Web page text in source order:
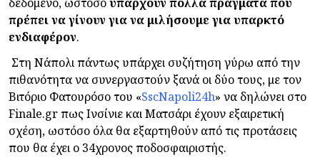
δεδομένο, ωστόσουπάρχουν πολλά πράγματα που
πρέπει να γίνουν για να μιλήσουμε για υπαρκτό
ενδιαφέρον.
Στη Νάπολι πάντως υπάρχει συζήτηση γύρω από την
πιθανότητα να συνεργαστούν ξανά οι δύο τους, με τον
Βιτόριο Φατουρόσο του «SscNapoli24h» να δηλώνει στο
Finale.gr πως Ινσίνιε και Ματσάρι έχουν εξαιρετική
σχέση, ωστόσο όλα θα εξαρτηθούν από τις προτάσεις
που θα έχει ο 34χρονος ποδοσφαιριστής.